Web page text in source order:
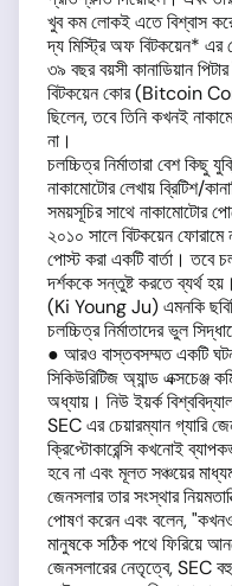
খুব কম লোকই এতে বিশ্বাস
দ্য মিস্ট্রি অফ বিটকয়েন* এর
৩৯ বছর বয়সী কানাডিয়ান
বিটকয়েন কোর (Bitcoin
ছিলেন, তবে তিনি কখনই
না।
চলচ্চিত্র নির্মাতারা বেশ
নাকামোটোর লেখায় ব্রিটিশ/
সময়সূচির সাথে নাকামোটোর
২০১০ সালে বিটকয়েন ফোরামে
পোস্ট করা একটি বার্তা। তবে
দর্শককে সন্তুষ্ট করতে
(Ki Young Ju) এমনকি
চলচ্চিত্র নির্মাতাদের ভুল
● আরও বাস্তবসম্মত একটি
সিকিউরিটিজ অ্যান্ড
অধ্যায়। নিউ ইয়র্ক
SEC এর চেয়ারম্যান
ক্রিপ্টোকারেন্সি কখনোই
হবে না এবং মূলত সঞ্চয়ের
জেনসলার তার সংস্থার
পোষণ করেন এবং বলেন,
মানুষকে সঠিক পথে ফিরিয়ে
জেনসলারের নেতৃত্বে, SEC বহু